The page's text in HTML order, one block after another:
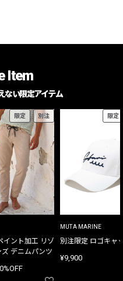
Item
ない限定アイテム
限定 別注
イント加工 リゾ
デニムパンツ
限定
MUTA MARINE
別注限定 ロゴキャ
¥9,900